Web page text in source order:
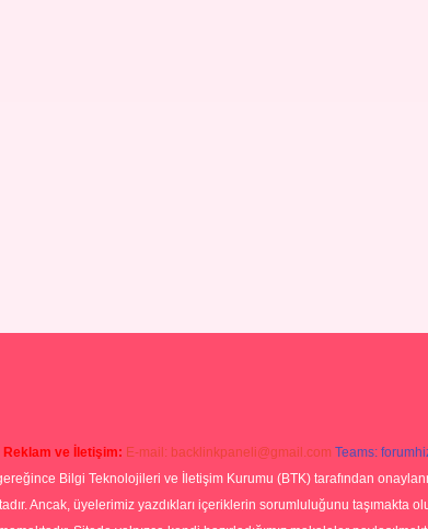
Reklam ve İletişim: E-mail: backlinkpaneli@gmail.com Teams:
Bilgi Teknolojileri ve İletişim Kurumu (BTK) tarafından
Ancak, üyelerimiz yazdıkları içeriklerin sorumluluğunu